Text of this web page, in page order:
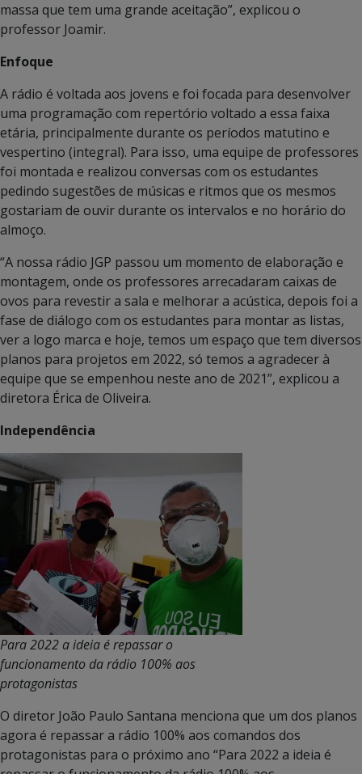
massa que tem uma grande aceitação”, explicou o
professor Joamir.
Enfoque
A rádio é voltada aos jovens e foi focada para desenvolver
uma programação com repertório voltado a essa faixa
etária, principalmente durante os períodos matutino e
vespertino (integral). Para isso, uma equipe de professores
foi montada e realizou conversas com os estudantes
pedindo sugestões de músicas e ritmos que os mesmos
gostariam de ouvir durante os intervalos e no horário do
almoço.
“A nossa rádio JGP passou um momento de elaboração e
montagem, onde os professores arrecadaram caixas de
ovos para revestir a sala e melhorar a acústica, depois foi a
fase de diálogo com os estudantes para montar as listas,
ver a logo marca e hoje, temos um espaço que tem diversos
planos para projetos em 2022, só temos a agradecer à
equipe que se empenhou neste ano de 2021”, explicou a
diretora Érica de Oliveira.
Independência
Para 2022 a ideia é repassar o
funcionamento da rádio 100% aos
protagonistas
O diretor João Paulo Santana menciona que um dos planos
agora é repassar a rádio 100% aos comandos dos
protagonistas para o próximo ano “Para 2022 a ideia é